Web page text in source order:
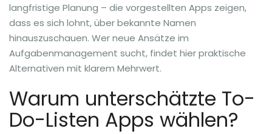
langfristige Planung – die vorgestellten Apps zeigen,
dass es sich lohnt, über bekannte Namen
hinauszuschauen. Wer neue Ansätze im
Aufgabenmanagement sucht, findet hier praktische
Alternativen mit klarem Mehrwert.
Warum unterschätzte To-
Do-Listen Apps wählen?